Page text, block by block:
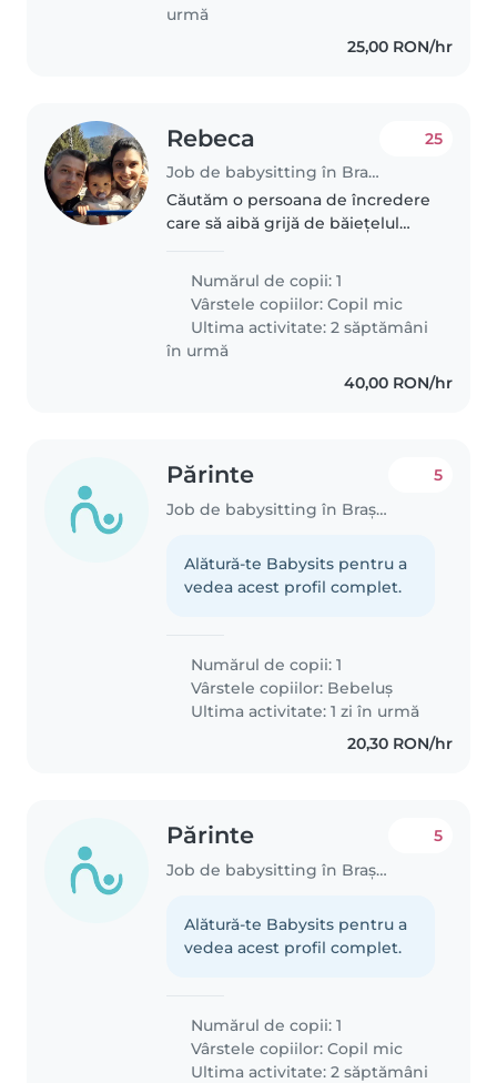
urmă
25,00 RON/hr
Rebeca
Job de babysitting în Brașov
25
Căutăm o persoana de încredere
care să aibă grijă de băiețelul
copil jucăuș, amuzant, mancacios
și curios. A inceput cresa de 2
luni de zile, astfel..
Numărul de copii: 1
Vârstele copiilor:Copil mic
Ultima activitate: 2 săptămâni
în urmă
40,00 RON/hr
Părinte
Job de babysitting în Brașov
5
Alătură-te Babysits pentru a
vedea acest profil complet.
Numărul de copii: 1
Vârstele copiilor: Bebeluș
Ultima activitate: 1 zi în urmă
20,30 RON/hr
Părinte
Job de babysitting în Brașov
5
Alătură-te Babysits pentru a
vedea acest profil complet.
Numărul de copii: 1
Vârstele copiilor:Copil mic
Ultima activitate: 2 săptămâni